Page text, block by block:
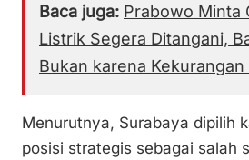
Baca juga: Prabowo Minta
Listrik Segera Ditangani,
Bukan karena Kekurangan
Menurutnya, Surabaya dipilih
posisi strategis sebagai salah